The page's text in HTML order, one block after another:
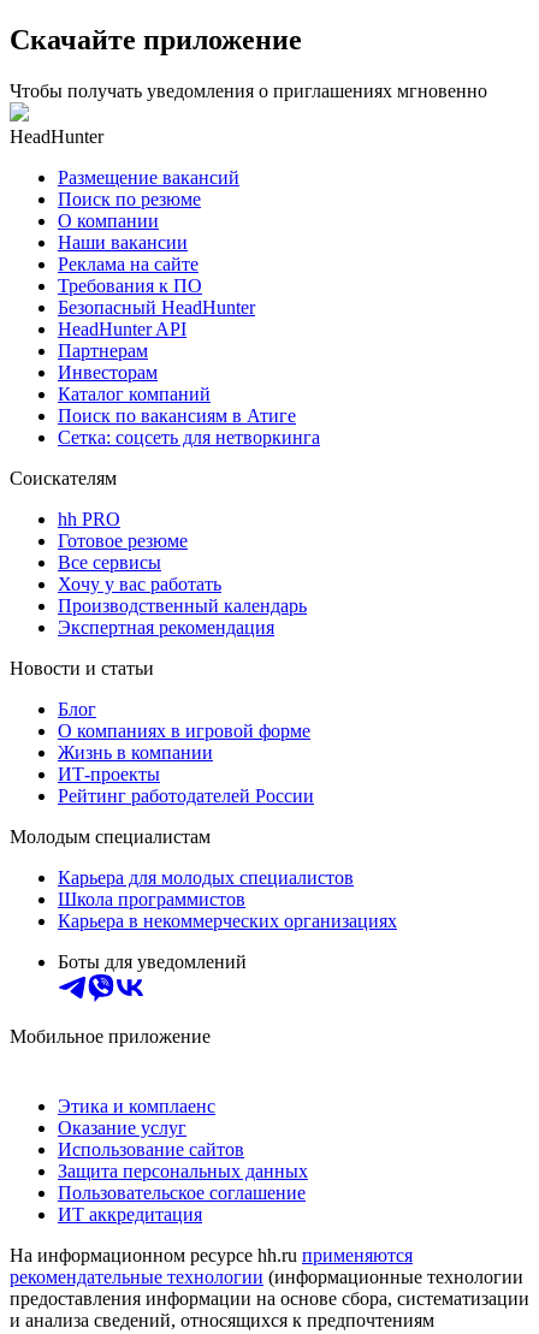
Скачайте приложение
Чтобы получать уведомления о приглашениях мгновенно
HeadHunter
Размещение вакансий
Поиск по резюме
О компании
Наши вакансии
Реклама на сайте
Требования к ПО
Безопасный HeadHunter
HeadHunter API
Партнерам
Инвесторам
Каталог компаний
Поиск по вакансиям в Атиге
Сетка: соцсеть для нетворкинга
Соискателям
hh PRO
Готовое резюме
Все сервисы
Хочу у вас работать
Производственный календарь
Экспертная рекомендация
Новости и статьи
Блог
О компаниях в игровой форме
Жизнь в компании
ИТ-проекты
Рейтинг работодателей России
Молодым специалистам
Карьера для молодых специалистов
Школа программистов
Карьера в некоммерческих организациях
Боты для уведомлений
Мобильное приложение
Этика и комплаенс
Оказание услуг
Использование сайтов
Защита персональных данных
Пользовательское соглашение
ИТ аккредитация
На информационном ресурсе hh.ru применяются
рекомендательные технологии (информационные технологии
предоставления информации на основе сбора, систематизации
и анализа сведений, относящихся к предпочтениям